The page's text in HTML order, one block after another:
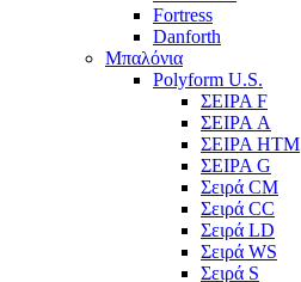
Fortress
Danforth
Μπαλόνια
Polyform U.S.
ΣΕΙΡΑ F
ΣΕΙΡΑ A
ΣΕΙΡΑ HTM
ΣΕΙΡΑ G
Σειρά CM
Σειρά CC
Σειρά LD
Σειρά WS
Σειρά S